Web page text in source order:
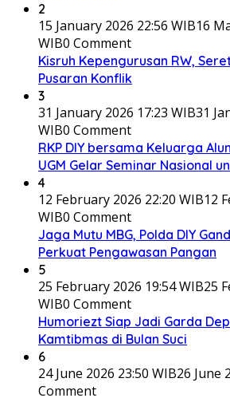
2
15 January 2026 22:56 WIB16
WIB0 Comment
Kisruh Kepengurusan RW,
Pusaran Konflik
3
31 January 2026 17:23 WIB31
WIB0 Comment
RKP DIY bersama Keluarga
UGM Gelar Seminar Nasional
4
12 February 2026 22:20 WIB12
WIB0 Comment
Jaga Mutu MBG, Polda DIY
Perkuat Pengawasan Pangan
5
25 February 2026 19:54 WIB25
WIB0 Comment
Humoriezt Siap Jadi Garda
Kamtibmas di Bulan Suci
6
24 June 2026 23:50 WIB26 June
Comment